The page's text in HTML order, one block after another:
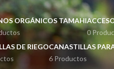
ORGÁNICOS TAMAHI
0
DE RIEGOCANASTILLAS
6 Productos